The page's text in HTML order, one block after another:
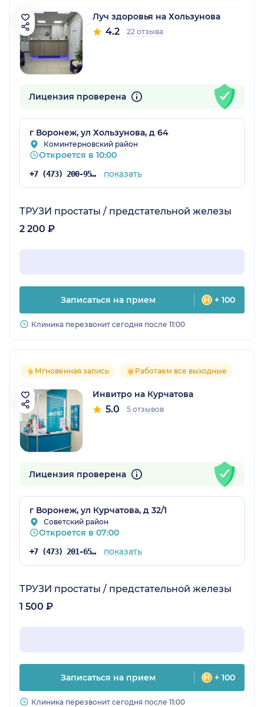
Луч здоровья на Хользунова
4.2 22 отзыва
Лицензия проверена
г Воронеж, ул Хользунова, д 64
Коминтерновский район
Откроется в 10:00
+7 (473) 200-95-76 показать
ТРУЗИ простаты / предстательной железы
2 200 ₽
Записаться на прием + 100
Клиника перезвонит сегодня после 11:00
Мгновенная запись Работаем все выходные
Инвитро на Курчатова
5.0 5 отзывов
Лицензия проверена
г Воронеж, ул Курчатова, д 32/1
Советский район
Откроется в 07:00
+7 (473) 201-65-34 показать
ТРУЗИ простаты / предстательной железы
1 500 ₽
Записаться на прием + 100
Клиника перезвонит сегодня после 11:00